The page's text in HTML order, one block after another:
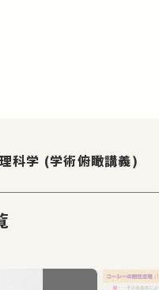
科学 (学術俯瞰講義)